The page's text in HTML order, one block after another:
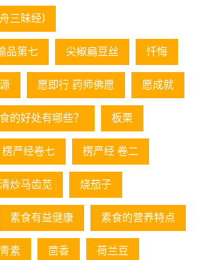
三昧经)
品第七 尖椒扁豆丝 忏悔
愿即行 药师佛愿 愿成就
的好处有哪些？ 板栗
楞严经卷七 楞严经 卷二
清炒马齿苋 烧茄子
素食有益健康 素食的营养特点
素 茴香 荷兰豆